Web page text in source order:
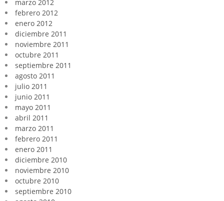
marzo 2012
febrero 2012
enero 2012
diciembre 2011
noviembre 2011
octubre 2011
septiembre 2011
agosto 2011
julio 2011
junio 2011
mayo 2011
abril 2011
marzo 2011
febrero 2011
enero 2011
diciembre 2010
noviembre 2010
octubre 2010
septiembre 2010